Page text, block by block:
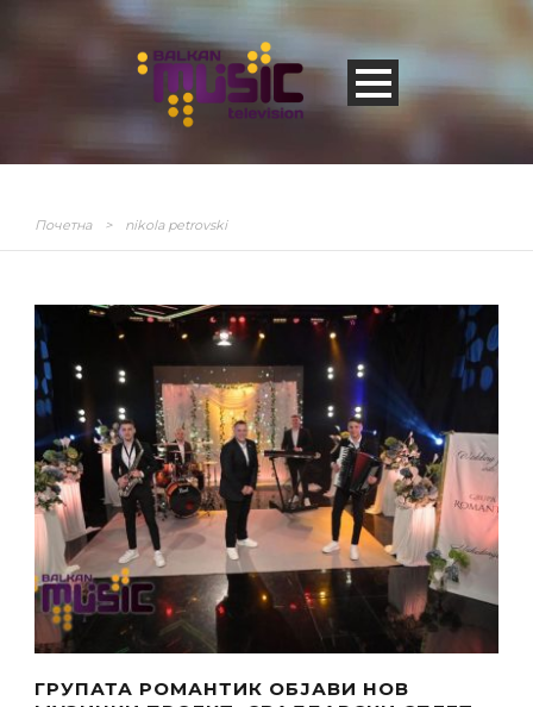
Почетна > nikola petrovski
ГРУПАТА РОМАНТИК ОБЈАВИ НОВ